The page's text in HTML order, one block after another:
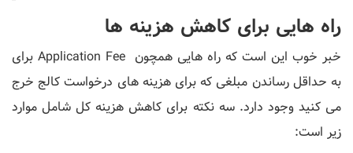
راه هایی برای کاهش هزینه ها
خبر خوب این است که راه هایی همچون Application Fee برای
به حداقل رساندن مبلغی که برای هزینه های درخواست کالج خرج
می کنید وجود دارد. سه نکته برای کاهش هزینه کل شامل موارد
زیر است: